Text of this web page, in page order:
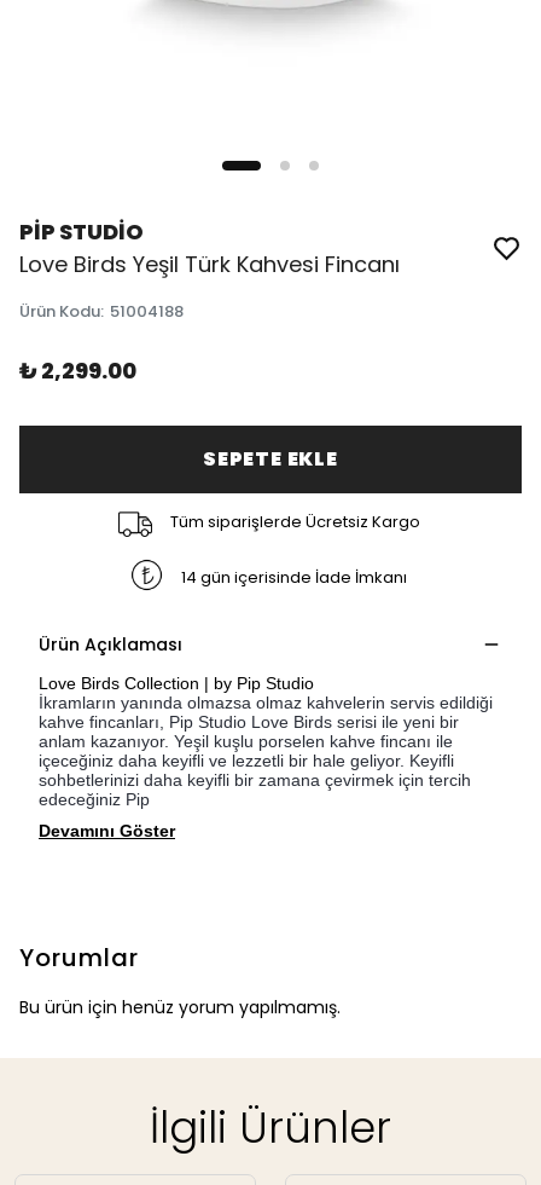
PİP STUDİO
Love Birds Yeşil Türk Kahvesi Fincanı
Ürün Kodu: 51004188
₺ 2,299.00
SEPETE EKLE
Tüm siparişlerde Ücretsiz Kargo
14 gün içerisinde İade İmkanı
Ürün Açıklaması
Love Birds Collection | by Pip Studio
İkramların yanında olmazsa olmaz kahvelerin servis edildiği
kahve fincanları, Pip Studio Love Birds serisi ile yeni bir
anlam kazanıyor. Yeşil kuşlu porselen kahve fincanı ile
içeceğiniz daha keyifli ve lezzetli bir hale geliyor. Keyifli
sohbetlerinizi daha keyifli bir zamana çevirmek için tercih
edeceğiniz Pip
Devamını Göster
Yorumlar
Bu ürün için henüz yorum yapılmamış.
İlgili Ürünler